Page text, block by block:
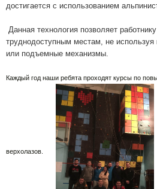
достигается с использованием
Данная технология позволяет
труднодоступным местам, не
или подъемные механизмы.
Каждый год наши ребята проходят курсы по
верхолазов.